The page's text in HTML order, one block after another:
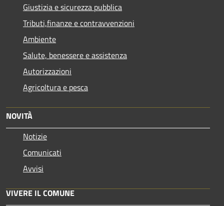
Giustizia e sicurezza pubblica
Tributi,finanze e contravvenzioni
Ambiente
Salute, benessere e assistenza
Autorizzazioni
Agricoltura e pesca
NOVITÀ
Notizie
Comunicati
Avvisi
VIVERE IL COMUNE